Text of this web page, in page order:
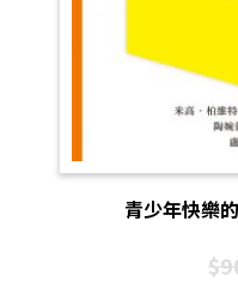
青少年快樂
$